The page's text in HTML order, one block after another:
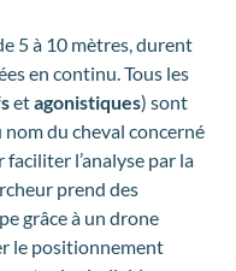
5 à 10 mètres, durent
en continu. Tous les
etagonistiques) sont
du cheval concerné
l’analyse par la
prend des
grâce à un drone
le positionnement